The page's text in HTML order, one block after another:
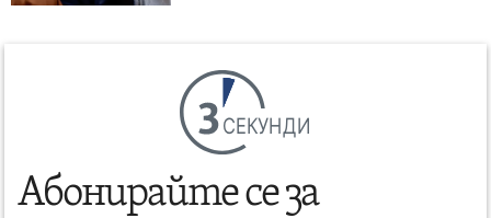
СЕКУНДИ
Абонирайте се за